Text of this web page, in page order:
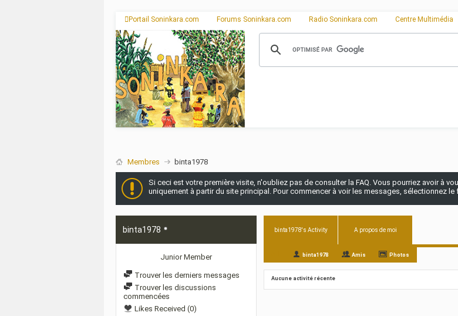
Portail Soninkara.com Forums Soninkara.com Radio Soninkara.com Centre Multimédia
Membres binta1978
Si ceci est votre première visite, n'oubliez pas de consulter la FAQ. Vous pourriez avoir à
uniquement à partir du site principal. Pour commencer à voir les messages, sélectionnez
binta1978
Junior Member
Trouver les derniers messages
Trouver les discussions
commencées
Likes Received (0)
binta1978's Activity A propos de moi
binta1978 Amis Photos
Aucune activité récente